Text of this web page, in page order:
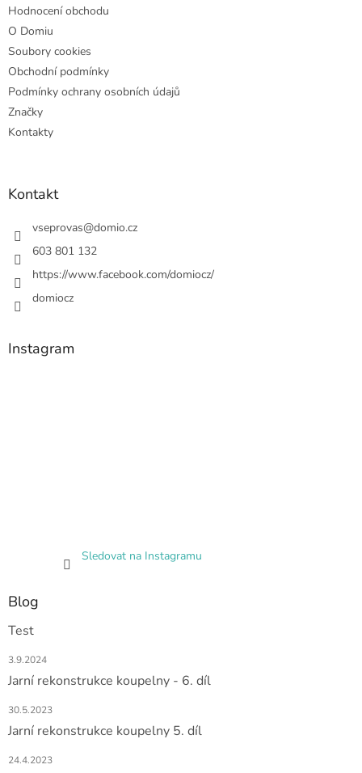
Hodnocení obchodu
O Domiu
Soubory cookies
Obchodní podmínky
Podmínky ochrany osobních údajů
Značky
Kontakty
Kontakt
vseprovas@domio.cz
603 801 132
https://www.facebook.com/domiocz/
domiocz
Instagram
Sledovat na Instagramu
Blog
Test
3.9.2024
Jarní rekonstrukce koupelny - 6. díl
30.5.2023
Jarní rekonstrukce koupelny 5. díl
24.4.2023